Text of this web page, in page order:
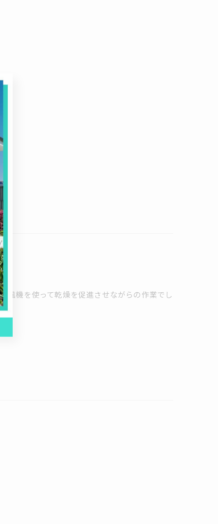
風機を使って乾燥を促進させながらの作業でし